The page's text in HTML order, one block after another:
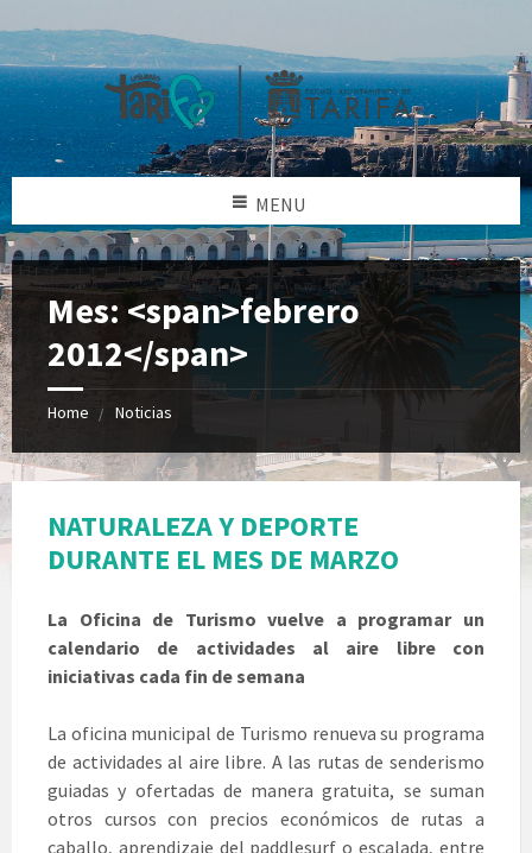
MENU
Mes: <span>febrero
2012</span>
Home Noticias
NATURALEZA Y DEPORTE
DURANTE EL MES DE MARZO
La Oficina de Turismo vuelve a programar un
calendario de actividades al aire libre con
iniciativas cada fin de semana
La oficina municipal de Turismo renueva su programa
de actividades al aire libre. A las rutas de senderismo
guiadas y ofertadas de manera gratuita, se suman
otros cursos con precios económicos de rutas a
caballo, aprendizaje del paddlesurf o escalada, entre